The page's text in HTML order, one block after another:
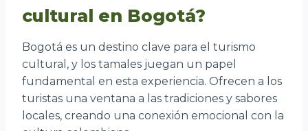
cultural en Bogotá?
Bogotá es un destino clave para el turismo
cultural, y los tamales juegan un papel
fundamental en esta experiencia. Ofrecen a los
turistas una ventana a las tradiciones y sabores
locales, creando una conexión emocional con la